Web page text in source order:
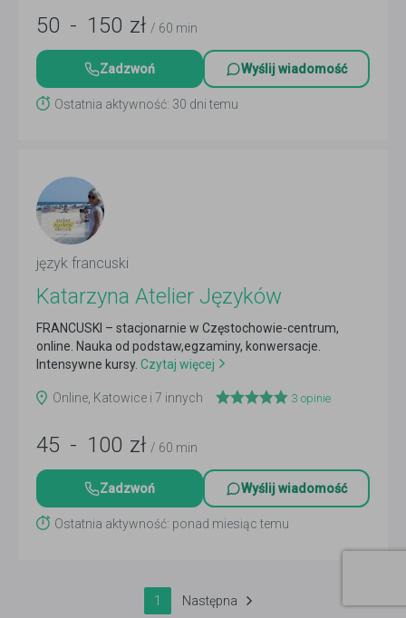
50 - 150 zł / 60 min
Zadzwoń Wyślij wiadomość
Ostatnia aktywność: 30 dni temu
język francuski
Katarzyna Atelier Języków
FRANCUSKI – stacjonarnie w Częstochowie-centrum,
online. Nauka od podstaw,egzaminy, konwersacje.
Intensywne kursy. Czytaj więcej
Online, Katowice i 7 innych 3 opinie
45 - 100 zł / 60 min
Zadzwoń Wyślij wiadomość
Ostatnia aktywność: ponad miesiąc temu
1 Następna